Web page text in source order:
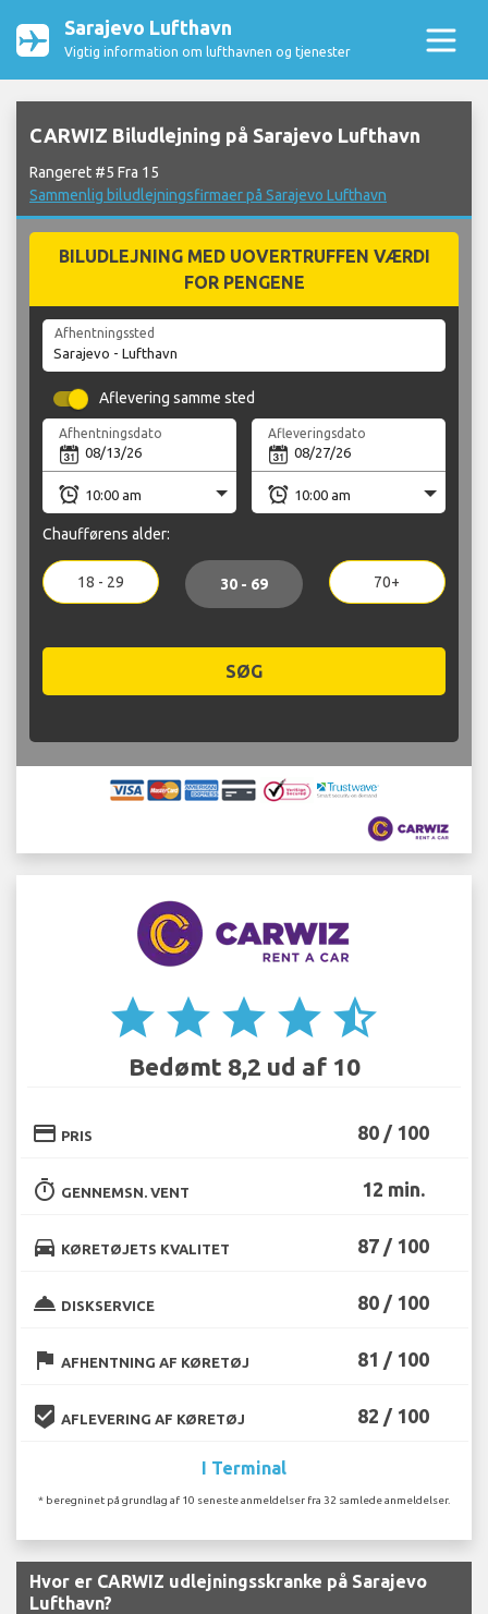
Sarajevo Lufthavn
Vigtig information om lufthavnen og tjenester
CARWIZ Biludlejning på Sarajevo Lufthavn
Rangeret #5 Fra 15
Sammenlig biludlejningsfirmaer på Sarajevo Lufthavn
BILUDLEJNING MED UOVERTRUFFEN VÆRDI
FOR PENGENE
Afhentningssted
Aflevering samme sted
Afhentningsdato Afleveringsdato
Chaufførens alder:
18 - 29 30 - 69 70+
SØG
star star star star star_half
Bedømt 8,2 ud af 10
credit_card PRIS 80 / 100
timer GENNEMSN. VENT 12 min.
directions_car KØRETØJETS KVALITET 87 / 100
room_service DISKSERVICE 80 / 100
flag AFHENTNING AF KØRETØJ 81 / 100
beenhere AFLEVERING AF KØRETØJ 82 / 100
I Terminal
* beregninet på grundlag af 10 seneste anmeldelser fra 32 samlede anmeldelser.
Hvor er CARWIZ udlejningsskranke på Sarajevo
Lufthavn?